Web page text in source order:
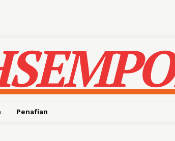
Penafian